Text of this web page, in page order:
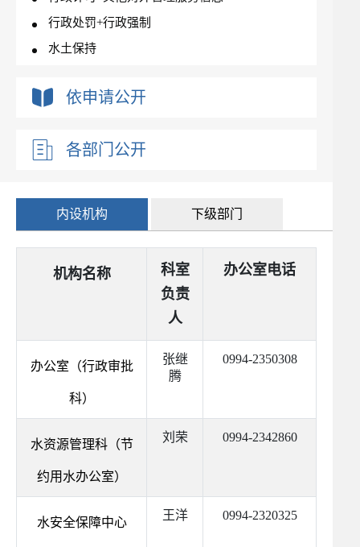
行政处罚+行政强制
水土保持
依申请公开
各部门公开
内设机构 下级部门
机构名称
科室
负责
人
办公室电话
办公室（行政审批
科）
张继
腾
0994-2350308
水资源管理科（节
约用水办公室）
刘荣 0994-2342860
水安全保障中心
王洋 0994-2320325